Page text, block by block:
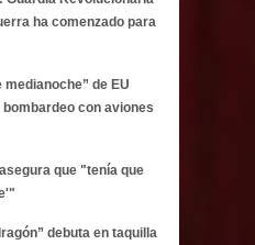
ha comenzado para
de EU
con aviones
que "tenía que
debuta en taquilla